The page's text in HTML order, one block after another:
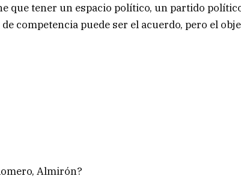
que tener un espacio político, un partido
competencia puede ser el acuerdo, pero el
Almirón?